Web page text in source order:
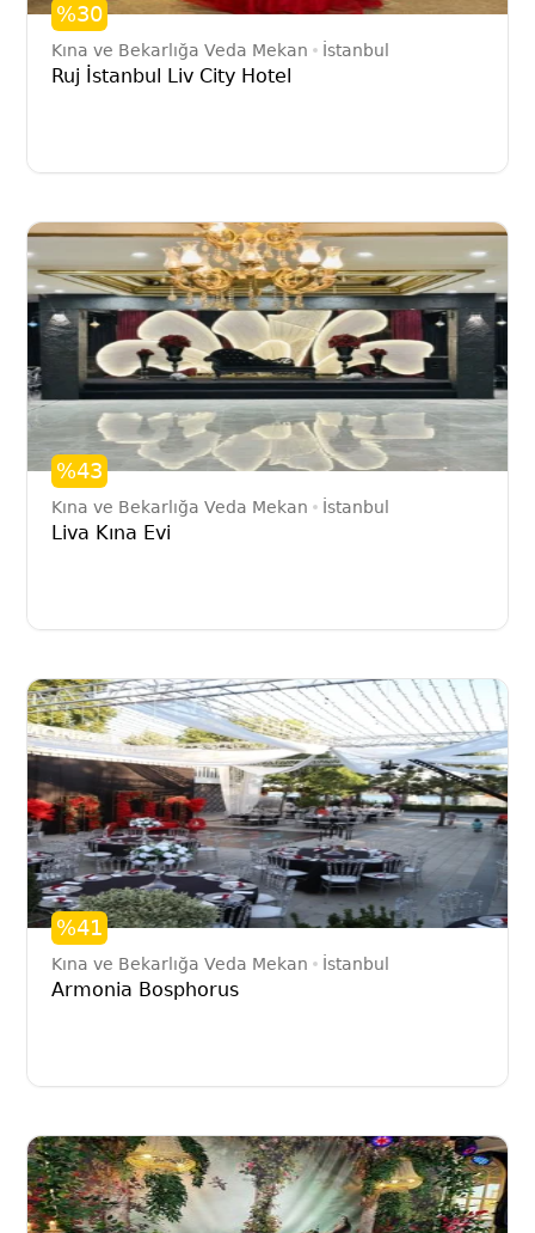
%30
Kına ve Bekarlığa Veda Mekan İstanbul
Ruj İstanbul Liv City Hotel
%43
Kına ve Bekarlığa Veda Mekan İstanbul
Liva Kına Evi
%41
Kına ve Bekarlığa Veda Mekan İstanbul
Armonia Bosphorus